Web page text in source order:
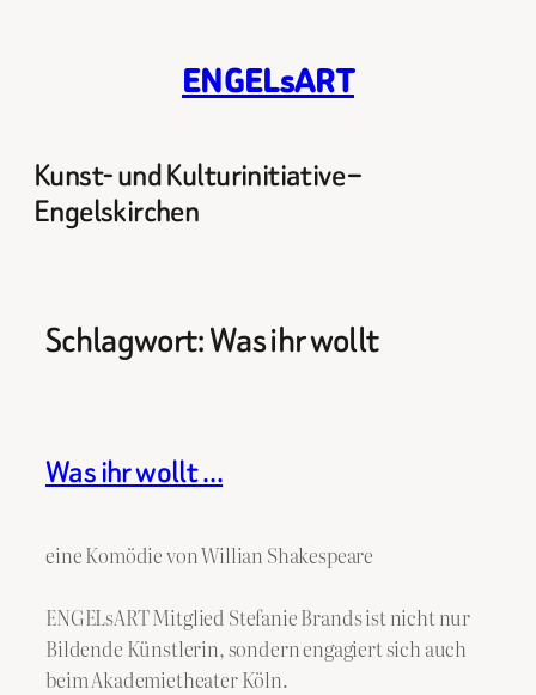
ENGELsART
Kunst- und Kulturinitiative –
Engelskirchen
Schlagwort:Was ihr wollt
Was ihr wollt …
eine Komödie von Willian Shakespeare
ENGELsART Mitglied Stefanie Brands ist nicht nur
Bildende Künstlerin, sondern engagiert sich auch
beim Akademietheater Köln.